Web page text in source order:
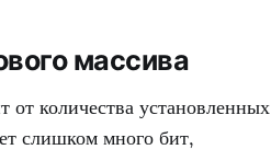
массива
от количества установленных
слишком много бит,